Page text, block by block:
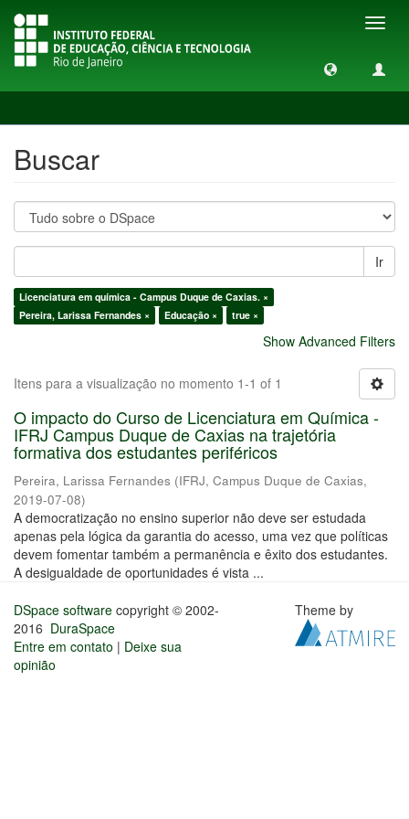
Buscar
Ir
Licenciatura em química - Campus Duque de Caxias. ×
Pereira, Larissa Fernandes ×
Educação × true ×
Show Advanced Filters
Itens para a visualização no momento 1-1 of 1
O impacto do Curso de Licenciatura em Química -
IFRJ Campus Duque de Caxias na trajetória
formativa dos estudantes periféricos
Pereira, Larissa Fernandes (IFRJ, Campus Duque de Caxias,
2019-07-08)
A democratização no ensino superior não deve ser estudada
apenas pela lógica da garantia do acesso, uma vez que políticas
devem fomentar também a permanência e êxito dos estudantes.
A desigualdade de oportunidades é vista ...
DSpace software copyright © 2002-
2016 DuraSpace
Entre em contato | Deixe sua
opinião
Theme by